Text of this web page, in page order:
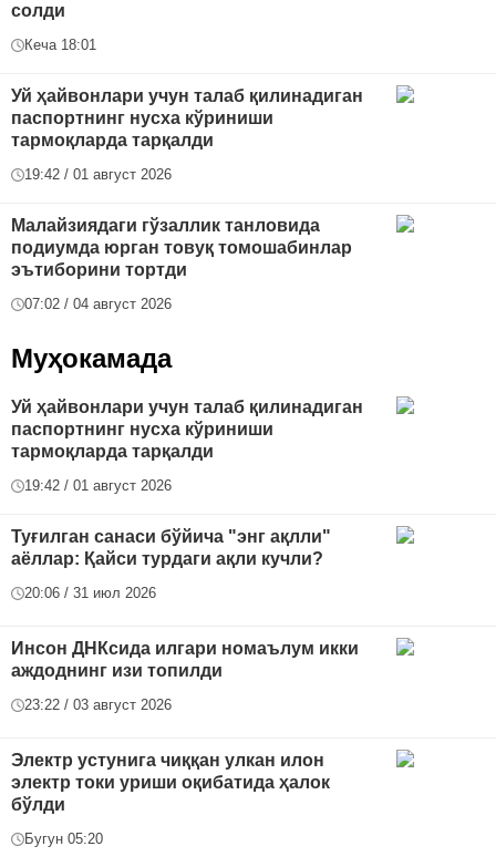
солди
Кеча 18:01
Уй ҳайвонлари учун талаб қилинадиган
паспортнинг нусха кўриниши
тармоқларда тарқалди
19:42 / 01 август 2026
Малайзиядаги гўзаллик танловида
подиумда юрган товуқ томошабинлар
эътиборини тортди
07:02 / 04 август 2026
Муҳокамада
Уй ҳайвонлари учун талаб қилинадиган
паспортнинг нусха кўриниши
тармоқларда тарқалди
19:42 / 01 август 2026
Туғилган санаси бўйича "энг ақлли"
аёллар: Қайси турдаги ақли кучли?
20:06 / 31 июл 2026
Инсон ДНКсида илгари номаълум икки
аждоднинг изи топилди
23:22 / 03 август 2026
Электр устунига чиққан улкан илон
электр токи уриши оқибатида ҳалок
бўлди
Бугун 05:20